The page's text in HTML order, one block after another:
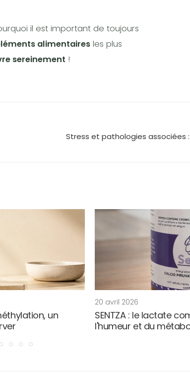
il est important de toujours
alimentaires les plus
sereinement !
Stress et pathologies associées
un
20 avril 2026
SENTZA : le lactate
l'humeur et du